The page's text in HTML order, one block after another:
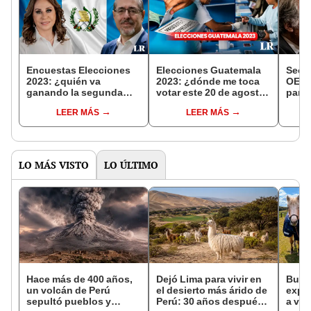
Encuestas Elecciones
2023: ¿quién va
ganando la segunda
según Cid Gallup?
LEER MÁS
Elecciones Guatemala
2023: ¿dónde me toca
votar este 20 de agosto
presidencial?
LEER MÁS
OEA
para
LO MÁS VISTO LO ÚLTIMO
Hace más de 400 años,
un volcán de Perú
sepultó pueblos y
Dejó Lima para vivir en
el desierto más árido de
Perú: 30 años después,
a